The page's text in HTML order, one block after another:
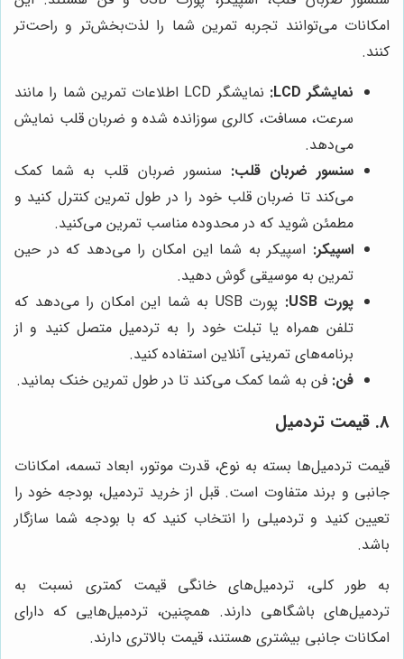
امکانات می‌توانند تجربه تمرین شما را لذت‌بخش‌تر و راحت‌تر
کنند.
نمایشگر LCD:
نمایشگر LCD اطلاعات تمرین شما را مانند
سرعت، مسافت، کالری سوزانده شده و ضربان قلب نمایش
می‌دهد.
سنسور ضربان قلب: سنسور ضربان قلب به شما کمک
می‌کند تا ضربان قلب خود را در طول تمرین کنترل کنید و
مطمئن شوید که در محدوده مناسب تمرین می‌کنید.
اسپیکر: اسپیکر به شما این امکان را می‌دهد که در حین
تمرین به موسیقی گوش دهید.
پورت USB:
پورت USB به شما این امکان را می‌دهد که
تلفن همراه یا تبلت خود را به تردمیل متصل کنید و از
برنامه‌های تمرینی آنلاین استفاده کنید.
فن: فن به شما کمک می‌کند تا در طول تمرین خنک بمانید.
8. قیمت تردمیل
قیمت تردمیل‌ها بسته به نوع، قدرت موتور، ابعاد تسمه، امکانات
جانبی و برند متفاوت است. قبل از خرید تردمیل، بودجه خود را
تعیین کنید و تردمیلی را انتخاب کنید که با بودجه شما سازگار
باشد.
به طور کلی، تردمیل‌های خانگی قیمت کمتری نسبت به
تردمیل‌های باشگاهی دارند. همچنین، تردمیل‌هایی که دارای
امکانات جانبی بیشتری هستند، قیمت بالاتری دارند.